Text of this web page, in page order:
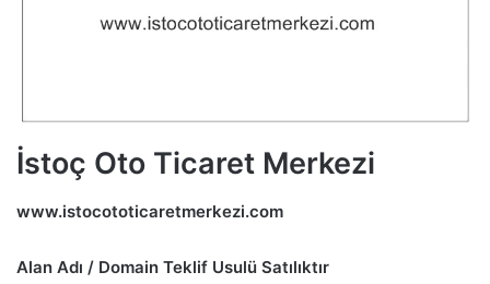
İstoç Oto Ticaret Merkezi
www.istocototicaretmerkezi.com
Alan Adı / Domain Teklif Usulü Satılıktır